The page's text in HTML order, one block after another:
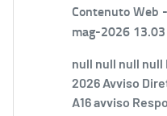
Contenuto Web -
mag-2026 13.03
null null null null
2026 Avviso
A16 avviso